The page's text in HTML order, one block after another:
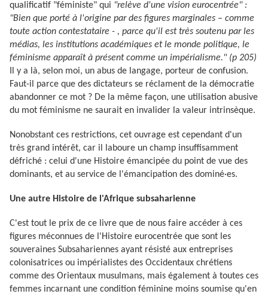
qualificatif "féministe" qui "relève d'une vision eurocentrée" :
"Bien que porté à l'origine par des figures marginales – comme
toute action contestataire - , parce qu'il est très soutenu par les
médias, les institutions académiques et le monde politique, le
féminisme apparaît à présent comme un impérialisme." (p 205)
Il y a là, selon moi, un abus de langage, porteur de confusion.
Faut-il parce que des dictateurs se réclament de la démocratie
abandonner ce mot ? De la même façon, une utilisation abusive
du mot féminisme ne saurait en invalider la valeur intrinsèque.
Nonobstant ces restrictions, cet ouvrage est cependant d'un
très grand intérêt, car il laboure un champ insuffisamment
défriché : celui d'une Histoire émancipée du point de vue des
dominants, et au service de l'émancipation des dominé·es.
Une autre Histoire de l'Afrique subsaharienne
C'est tout le prix de ce livre que de nous faire accéder à ces
figures méconnues de l'Histoire eurocentrée que sont les
souveraines Subsahariennes ayant résisté aux entreprises
colonisatrices ou impérialistes des Occidentaux chrétiens
comme des Orientaux musulmans, mais également à toutes ces
femmes incarnant une condition féminine moins soumise qu'en